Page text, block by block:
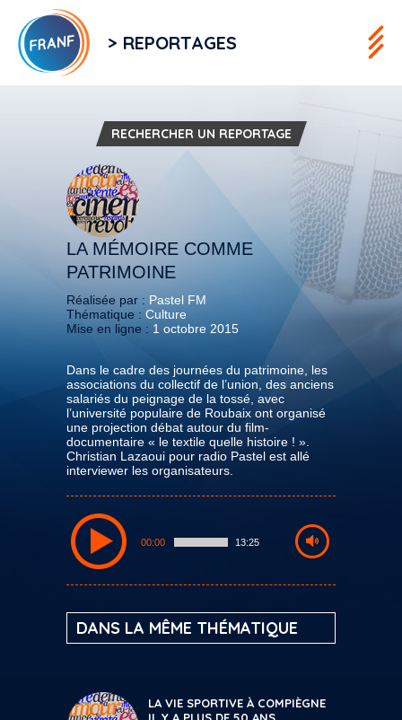
> REPORTAGES
RECHERCHER UN REPORTAGE
LA MÉMOIRE COMME
PATRIMOINE
Réalisée par : Pastel FM
Thématique : Culture
Mise en ligne : 1 octobre 2015
Dans le cadre des journées du patrimoine, les
associations du collectif de l’union, des anciens
salariés du peignage de la tossé, avec
l’université populaire de Roubaix ont organisé
une projection débat autour du film-
documentaire « le textile quelle histoire ! ».
Christian Lazaoui pour radio Pastel est allé
interviewer les organisateurs.
00:00 13:25
DANS LA MÊME THÉMATIQUE
LA VIE SPORTIVE À COMPIÈGNE